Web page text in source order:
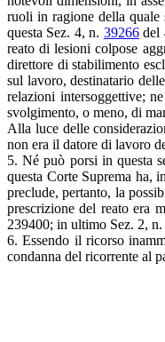
ruoli in ragione della quale
questa Sez. 4, n. 39266del
reato di lesioni colpose
direttore di stabilimento
sul lavoro, destinatario
relazioni intersoggettive;
svolgimento, o meno, di
Alla luce delle
non era il datore di lavoro
5. Né può porsi in questa
questa Corte Suprema ha,
preclude, pertanto, la
prescrizione del reato era
239400; in ultimo Sez. 2,
6. Essendo il ricorso
condanna del ricorrente al